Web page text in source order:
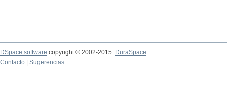
DSpace software copyright © 2002-2015
DuraSpace
Contacto
Sugerencias